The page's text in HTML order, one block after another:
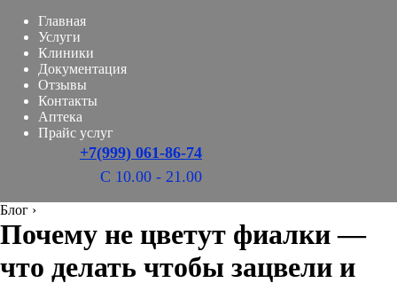
Главная
Услуги
Клиники
Документация
Отзывы
Контакты
Аптека
Прайс услуг
+7(999) 061-86-74
С 10.00 - 21.00
Блог ›
Почему не цветут фиалки —
что делать чтобы зацвели и